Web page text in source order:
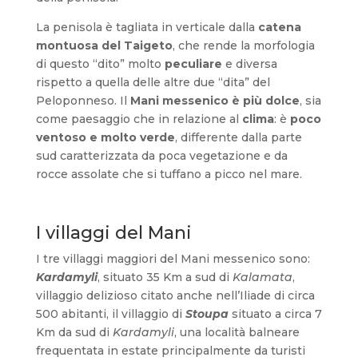
La penisola è tagliata in verticale dalla catena
montuosa del Taigeto, che rende la morfologia
di questo “dito” molto peculiare e diversa
rispetto a quella delle altre due “dita” del
Peloponneso. Il Mani messenico è più dolce, sia
come paesaggio che in relazione al clima: è poco
ventoso e molto verde, differente dalla parte
sud caratterizzata da poca vegetazione e da
rocce assolate che si tuffano a picco nel mare.
I villaggi del Mani
I tre villaggi maggiori del Mani messenico sono:
Kardamyli, situato 35 Km a sud di Kalamata,
villaggio delizioso citato anche nell’Iliade di circa
500 abitanti, il villaggio di Stoupasituato a circa 7
Km da sud di Kardamyli, una località balneare
frequentata in estate principalmente da turisti